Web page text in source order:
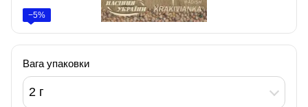
−5%
Вага упаковки
2 г